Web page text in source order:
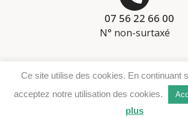
07 56 22 66 00
N° non-surtaxé
Téléchargement DER
Ce site utilise des cookies. En continuant
acceptez notre utilisation des cookies.
plus